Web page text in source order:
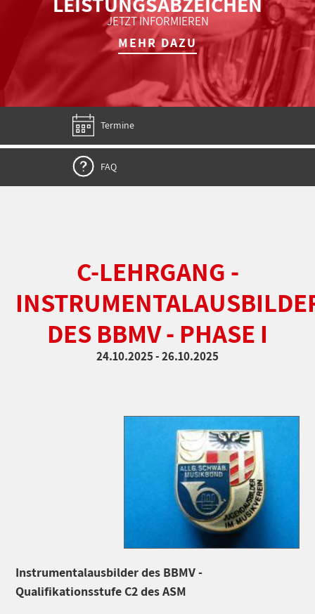
JETZT INFORMIEREN
MEHR DAZU
Termine
FAQ
C-LEHRGANG -
DES BBMV - PHASE I
24.10.2025 - 26.10.2025
Instrumentalausbilder des BBMV -
Qualifikationsstufe C2 des ASM